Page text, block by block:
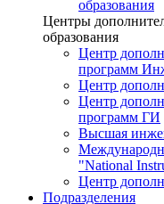
образования
Центры
образования
Центр
программ
Центр
Центр
программ ГИ
Высшая
"National
Центр
Подразделения